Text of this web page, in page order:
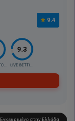
9.4
ΕΙΔΙΚΑ ΣΤΟΙΧ.
9.3
LIVE BETTING
Εγκεκριμένο στην Ελλάδα